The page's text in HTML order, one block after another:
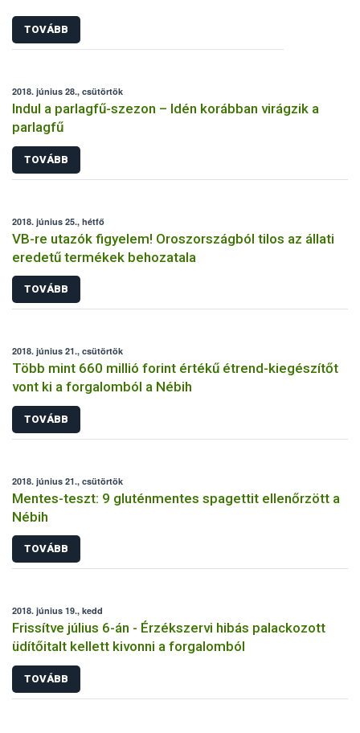
TOVÁBB
2018. június 28., csütörtök
Indul a parlagfű-szezon – Idén korábban virágzik a
parlagfű
TOVÁBB
2018. június 25., hétfő
VB-re utazók figyelem! Oroszországból tilos az állati
eredetű termékek behozatala
TOVÁBB
2018. június 21., csütörtök
Több mint 660 millió forint értékű étrend-kiegészítőt
vont ki a forgalomból a Nébih
TOVÁBB
2018. június 21., csütörtök
Mentes-teszt: 9 gluténmentes spagettit ellenőrzött a
Nébih
TOVÁBB
2018. június 19., kedd
Frissítve július 6-án - Érzékszervi hibás palackozott
üdítőitalt kellett kivonni a forgalomból
TOVÁBB